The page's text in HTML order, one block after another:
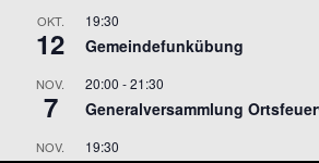
OKT.
12
19:30
Gemeindefunkübung
NOV.
7
20:00 -21:30
Generalversammlung
NOV. 19:30